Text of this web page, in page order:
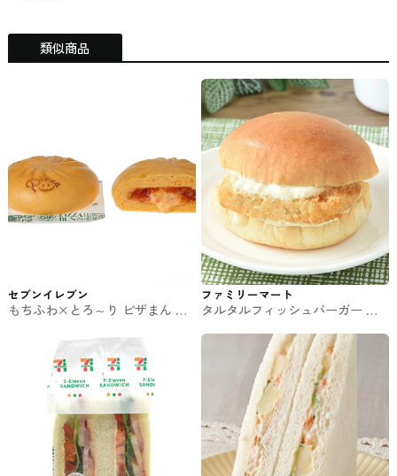
類似商品
セブンイレブン
もちふわ×とろ～り ピザまん セ
ファミリーマート
タルタルフィッシュバーガー フ